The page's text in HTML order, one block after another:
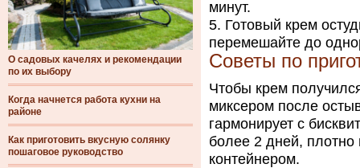
О садовых качелях и рекомендации
по их выбору
Когда начнется работа кухни на
районе
Как приготовить вкусную солянку
пошаговое руководство
минут.
Готовый крем
перемешайте до
Советы по
Чтобы крем
миксером после
гармонирует с
более 2 дней,
контейнером.